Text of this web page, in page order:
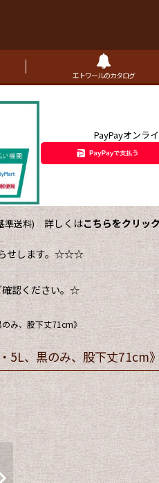
エトワールのカタログ
PayPayオンラ
準送料)詳しくはこちらをクリック
らせします。☆☆☆
確認ください。☆
み、股下丈71cm》
、黒のみ、股下丈71cm》